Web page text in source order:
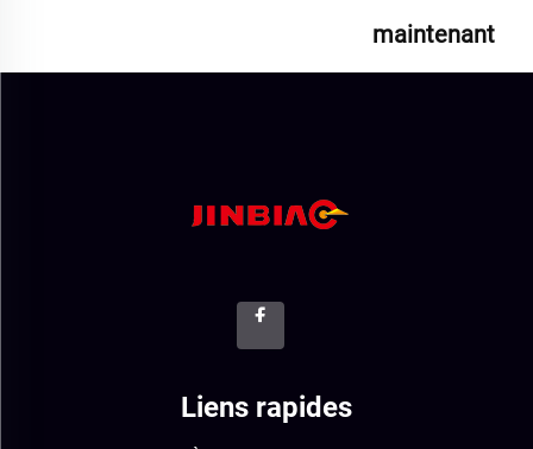
maintenant
Liens rapides